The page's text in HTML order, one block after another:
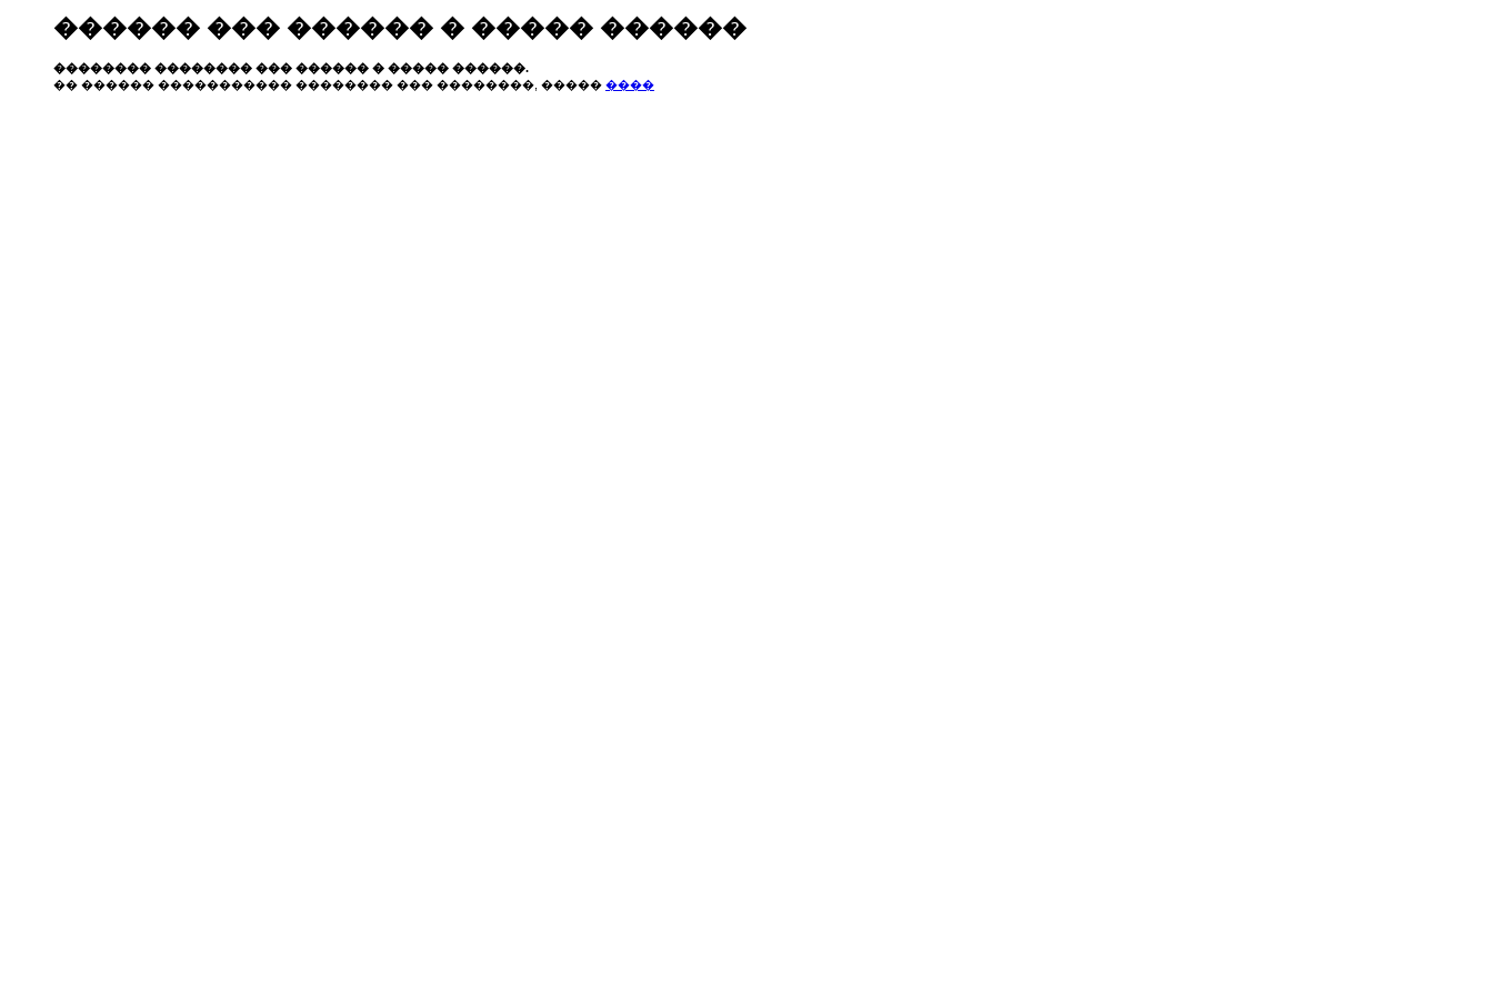
������ ��� ������ � ����� ������
�������� �������� ��� ������ � ����� ������.
�� ������ ����������� �������� ��� ��������, ����� ����